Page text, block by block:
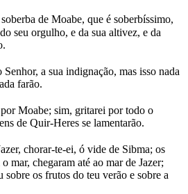
de Moabe, que é soberbíssimo,
seu orgulho, e da sua altivez, e da
a sua indignação, mas isso nada
farão.
Moabe; sim, gritarei por todo o
de Quir-Heres se lamentarão.
chorar-te-ei, ó vide de Sibma; os
mar, chegaram até ao mar de Jazer;
sobre os frutos do teu verão e sobre a